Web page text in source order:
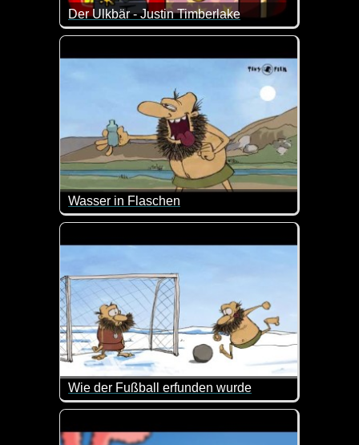
Der Ulkbär - Justin Timberlake
Das ist ein total verrückter und durchgeknallter
Wasser in Flaschen
Da dachte er doch, dass das Wasser aus der
Wie der Fußball erfunden wurde
Wie der Fußball von einem prähistorischen Messi